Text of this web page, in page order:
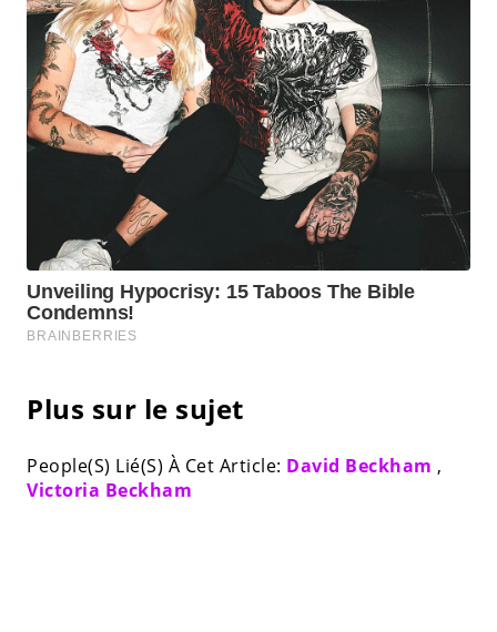
Plus sur le sujet
People(S) Lié(S) À Cet Article: David Beckham ,
Victoria Beckham